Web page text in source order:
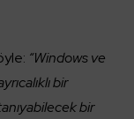
“Windows ve
bir
bir